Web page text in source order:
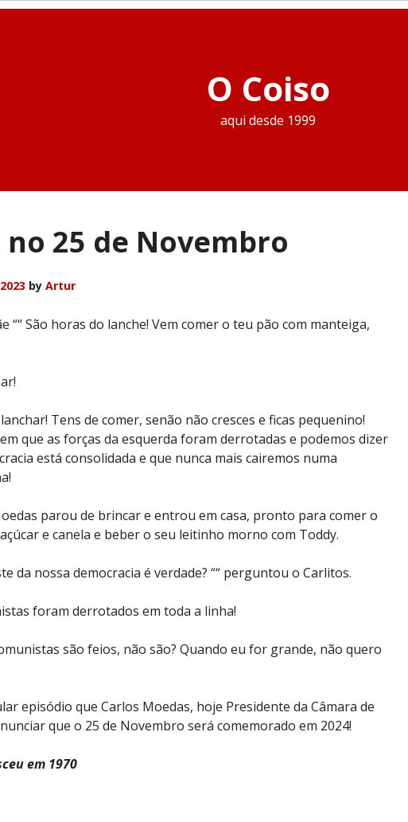
O Coiso
aqui desde 1999
25 de Novembro
by Artur
““ São horas do lanche! Vem comer o teu pão com manteiga,
Tens de comer, senão não cresces e ficas pequenino!
que as forças da esquerda foram derrotadas e podemos dizer
está consolidada e que nunca mais cairemos numa
parou de brincar e entrou em casa, pronto para comer o
e canela e beber o seu leitinho morno com Toddy.
da nossa democracia é verdade? ““ perguntou o Carlitos.
foram derrotados em toda a linha!
são feios, não são? Quando eu for grande, não quero
episódio que Carlos Moedas, hoje Presidente da Câmara de
que o 25 de Novembro será comemorado em 2024!
em 1970